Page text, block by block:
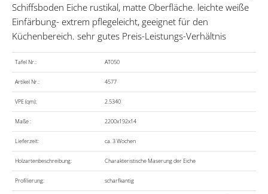
Schiffsboden Eiche rustikal, matte Oberfläche. leichte weiße
Einfärbung- extrem pflegeleicht, geeignet für den
Küchenbereich. sehr gutes Preis-Leistungs-Verhältnis
Tafel Nr.: AT050
Artikel Nr.: 4577
VPE (qm): 2.5340
Maße : 2200x192x14
Lieferzeit: ca. 3 Wochen
Holzartenbeschreibung: Charakteristische Maserung der Eiche
Profilierung: scharfkantig